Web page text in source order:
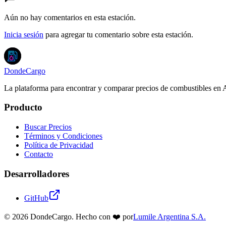
Aún no hay comentarios en esta estación.
Inicia sesión para agregar tu comentario sobre esta estación.
DondeCargo
La plataforma para encontrar y comparar precios de combustibles en
Producto
Buscar Precios
Términos y Condiciones
Política de Privacidad
Contacto
Desarrolladores
GitHub
© 2026 DondeCargo. Hecho con ❤️ porLumile Argentina S.A.